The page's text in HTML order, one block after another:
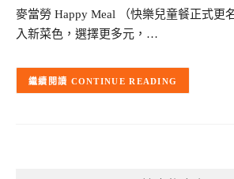
麥當勞 Happy Meal （快樂兒童餐正式更
入新菜色，選擇更多元，…
CONTINUE READING